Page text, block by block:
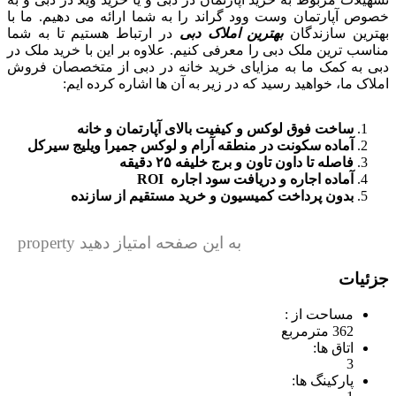
خصوص آپارتمان وست وود گراند را به شما ارائه می دهیم. ما با
بهترین سازندگانبهترین املاک دبی در ارتباط هستیم تا به شما
مناسب ترین ملک دبی را معرفی کنیم. علاوه بر این با خرید ملک در
دبی به کمک ما به مزایای خرید خانه در دبی از متخصصان فروش
املاک ما، خواهید رسید که در زیر به آن ها اشاره کرده ایم:
ساخت فوق لوکس و کیفیت بالای آپارتمان و خانه
آماده سکونت در منطقه آرام و لوکس جمیرا ویلیج سیرکل
فاصله تا داون تاون و برج خلیفه ۲۵ دقیقه
آماده اجاره و دریافت سود اجاره ROI
بدون پرداخت کمیسیون و خرید مستقیم از سازنده
به این صفحه امتیاز دهید property
جزئیات
مساحت از :
362 مترمربع
اتاق ها:
3
پارکینگ ها: